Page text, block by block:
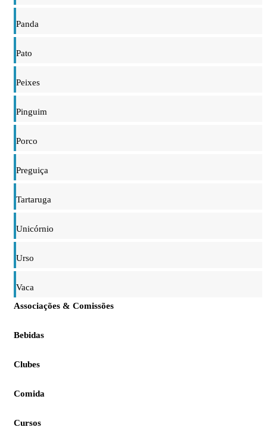
Panda
Pato
Peixes
Pinguim
Porco
Preguiça
Tartaruga
Unicórnio
Urso
Vaca
Associações & Comissões
Bebidas
Clubes
Comida
Cursos